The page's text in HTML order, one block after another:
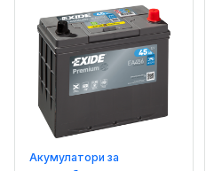
Акумулатори за